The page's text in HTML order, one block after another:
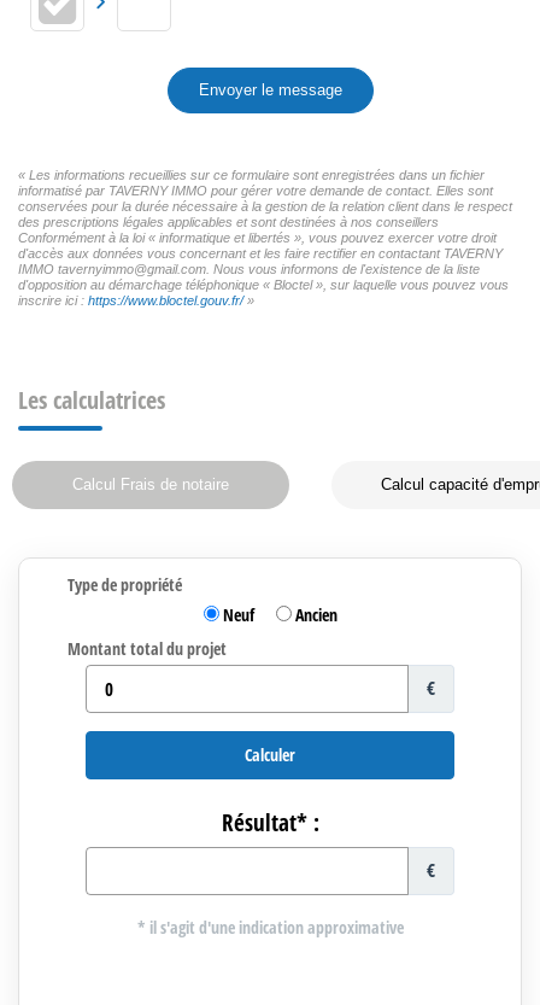
Envoyer le message
« Les informations recueillies sur ce formulaire sont enregistrées dans un fichier
informatisé par TAVERNY IMMO pour gérer votre demande de contact. Elles sont
conservées pour la durée nécessaire à la gestion de la relation client dans le respect
des prescriptions légales applicables et sont destinées à nos conseillers
Conformément à la loi « informatique et libertés », vous pouvez exercer votre droit
d'accès aux données vous concernant et les faire rectifier en contactant TAVERNY
IMMO tavernyimmo@gmail.com. Nous vous informons de l'existence de la liste
d'opposition au démarchage téléphonique « Bloctel », sur laquelle vous pouvez vous
inscrire ici : https://www.bloctel.gouv.fr/»
Les calculatrices
Calcul Frais de notaire Calcul capacité